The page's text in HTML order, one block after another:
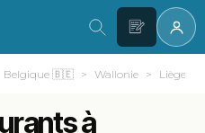
Belgique 🇧🇪 Wallonie Liège
à